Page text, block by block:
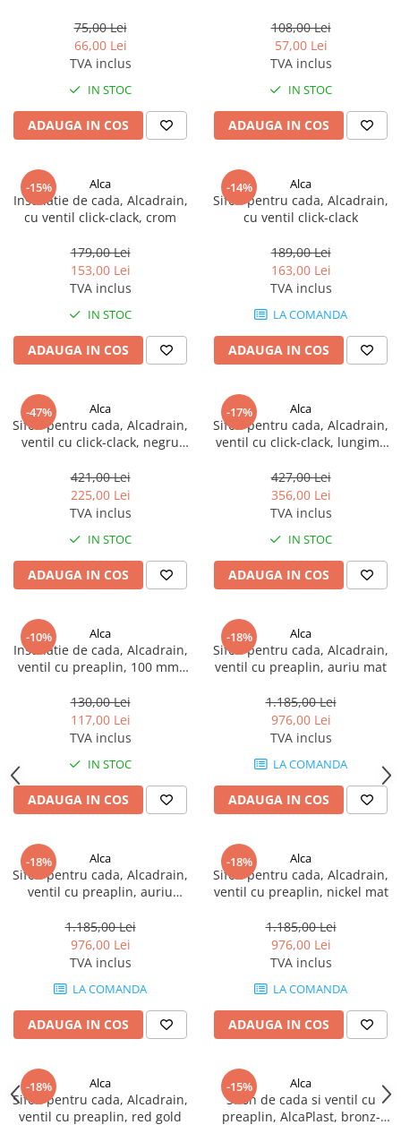
75,00 Lei
66,00 Lei
TVA inclus
IN STOC
ADAUGA IN COS
108,00 Lei
57,00 Lei
TVA inclus
IN STOC
ADAUGA IN COS
-15% Alca
Instalatie de cada, Alcadrain,
cu ventil click-clack, crom
179,00 Lei
153,00 Lei
TVA inclus
IN STOC
ADAUGA IN COS
-14% Alca
Sifon pentru cada, Alcadrain,
cu ventil click-clack
189,00 Lei
163,00 Lei
TVA inclus
LA COMANDA
ADAUGA IN COS
-47% Alca
Sifon pentru cada, Alcadrain,
ventil cu click-clack, negru
421,00 Lei
225,00 Lei
TVA inclus
IN STOC
ADAUGA IN COS
-17% Alca
Sifon pentru cada, Alcadrain,
ventil cu click-clack, lungime
427,00 Lei
356,00 Lei
TVA inclus
IN STOC
ADAUGA IN COS
-10% Alca
Instalatie de cada, Alcadrain,
ventil cu preaplin, 100 mm,
130,00 Lei
117,00 Lei
TVA inclus
IN STOC
ADAUGA IN COS
-18% Alca
Sifon pentru cada, Alcadrain,
ventil cu preaplin, auriu mat
1.185,00 Lei
976,00 Lei
TVA inclus
LA COMANDA
ADAUGA IN COS
-18% Alca
Sifon pentru cada, Alcadrain,
ventil cu preaplin, auriu
1.185,00 Lei
976,00 Lei
TVA inclus
LA COMANDA
ADAUGA IN COS
-18% Alca
Sifon pentru cada, Alcadrain,
ventil cu preaplin, nickel mat
1.185,00 Lei
976,00 Lei
TVA inclus
LA COMANDA
ADAUGA IN COS
-18% Alca
Sifon pentru cada, Alcadrain,
ventil cu preaplin, red gold
-15% Alca
Sifon de cada si ventil cu
preaplin, AlcaPlast, bronz-